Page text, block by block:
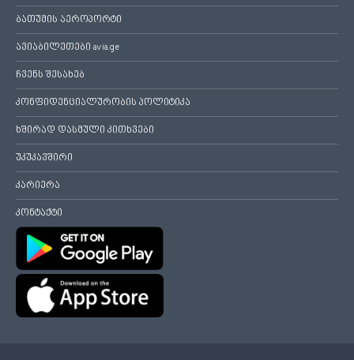
ბათუმის აეროპორტი
ავიაბილეთები avia.ge
ჩვენს შესახებ
კონფიდენციალურობის პოლიტიკა
ხშირად დასმული კითხვები
უკუკავშირი
კარიერა
კონტაქტი